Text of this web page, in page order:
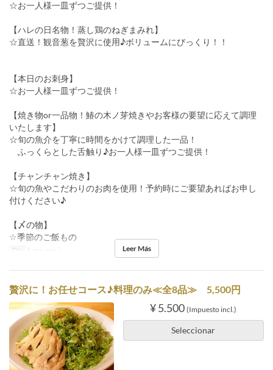
☆お一人様一皿ずつご提供！
【ハレの日名物！蒸し鶏のねぎまみれ】
☆直送！観音葱を贅沢に使用♪ボリュームにびっくり！！
【本日のお刺身】
☆お一人様一皿ずつご提供！
【焼き物or一品物！鰆の木ノ芽焼きやお客様の要望に応えて調理
いたします】
☆旬の魚介を丁寧に時間をかけて調理した一品！
ふっくらとした舌触り♪お一人様一皿ずつご提供！
【チャンチャン焼き】
☆旬の魚やこだわりのお肉を使用！予約時にご要望あればお申し
付けください♪
【〆の物】
☆季節のご飯もの
Día l, ma, me, j Leer Más
贅沢に！お任せコース♪料理のみ≪全8品≫ 5,500円
¥ 5.500 (Impuesto incl.)
Seleccionar